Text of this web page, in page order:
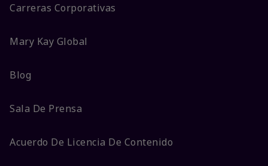
Carreras Corporativas
Mary Kay Global
Blog
Sala De Prensa
Acuerdo De Licencia De Contenido